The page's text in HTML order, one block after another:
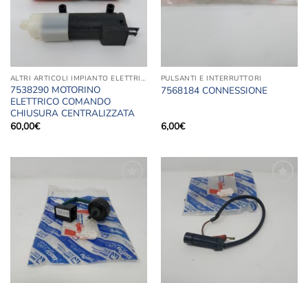
ALTRI ARTICOLI IMPIANTO ELETTRICO
7538290 MOTORINO
ELETTRICO COMANDO
CHIUSURA CENTRALIZZATA
60,00€
PULSANTI E INTERRUTTORI
7568184 CONNESSIONE
6,00€
Aggiungi
alla lista
desideri
alla lista
desideri